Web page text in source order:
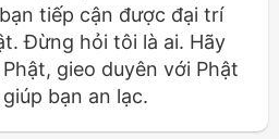
tiếp cận được đại trí
Đừng hỏi tôi là ai. Hãy
gieo duyên với Phật
bạn an lạc.